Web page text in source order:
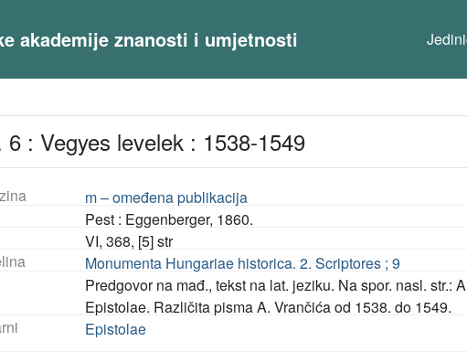
akademije znanosti i umjetnosti
6 : Vegyes levelek : 1538-1549
m – omeđena publikacija
Pest : Eggenberger, 1860.
VI, 368, [5] str
Monumenta Hungariae historica. 2. Scriptores ; 9
Predgovor na mađ., tekst na lat. jeziku. Na spor. nasl. str.:
Epistolae. Različita pisma A. Vrančića od 1538. do 1549.
Epistolae